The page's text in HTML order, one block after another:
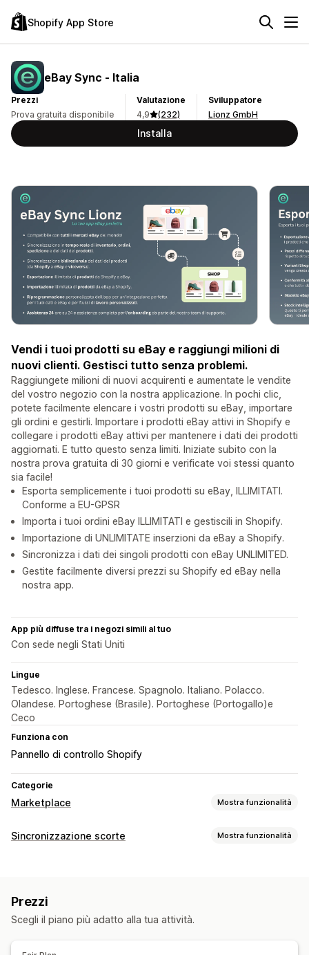
Shopify App Store
eBay Sync ‑ Italia
Prezzi
Prova gratuita disponibile
Valutazione
4,9
(232)
Sviluppatore
Lionz GmbH
Installa
Vendi i tuoi prodotti su eBay e raggiungi milioni di
nuovi clienti. Gestisci tutto senza problemi.
Raggiungete milioni di nuovi acquirenti e aumentate le vendite
del vostro negozio con la nostra applicazione. In pochi clic,
potete facilmente elencare i vostri prodotti su eBay, importare
gli ordini e gestirli. Importare i prodotti eBay attivi in Shopify e
collegare i prodotti eBay attivi per mantenere i dati dei prodotti
aggiornati. E tutto questo senza limiti. Iniziate subito con la
nostra prova gratuita di 30 giorni e verificate voi stessi quanto
sia facile!
Esporta semplicemente i tuoi prodotti su eBay, ILLIMITATI.
Conforme a EU-GPSR
Importa i tuoi ordini eBay ILLIMITATI e gestiscili in Shopify.
Importazione di UNLIMITATE inserzioni da eBay a Shopify.
Sincronizza i dati dei singoli prodotti con eBay UNLIMITED.
Gestite facilmente diversi prezzi su Shopify ed eBay nella
nostra app.
App più diffuse tra i negozi simili al tuo
Con sede negli Stati Uniti
Lingue
Tedesco. Inglese. Francese. Spagnolo. Italiano. Polacco.
Olandese. Portoghese (Brasile). Portoghese (Portogallo)e
Ceco
Funziona con
Pannello di controllo Shopify
Categorie
Marketplace Mostra funzionalità
Gestione delle inserzioni
Caricamento in blocco
Evasione da più sedi
Sincronizzazione scorte Mostra funzionalità
Codici a barre
Prezzi
Scegli il piano più adatto alla tua attività.